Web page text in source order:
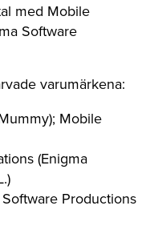
med Mobile
Software
varumärkena:
Mobile
(Enigma
Productions